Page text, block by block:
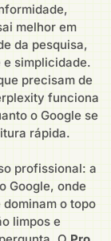
melhor em
da pesquisa,
e simplicidade.
precisam de
funciona
o Google se
rápida.
profissional: a
Google, onde
o topo
limpos e